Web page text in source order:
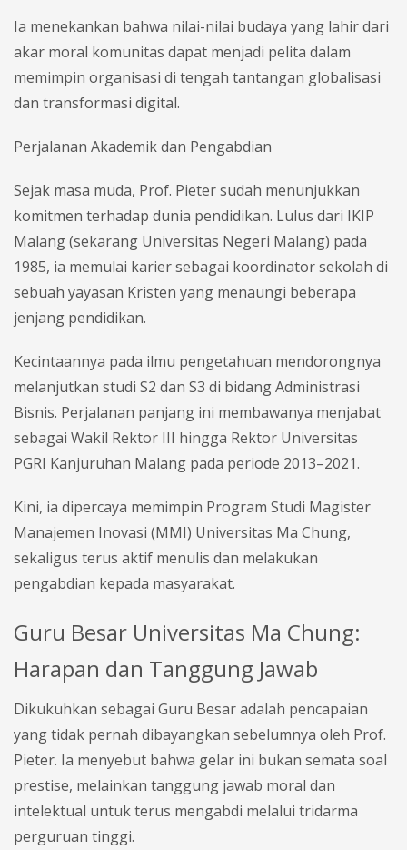
Ia menekankan bahwa nilai-nilai budaya yang lahir dari
akar moral komunitas dapat menjadi pelita dalam
memimpin organisasi di tengah tantangan globalisasi
dan transformasi digital.
Perjalanan Akademik dan Pengabdian
Sejak masa muda, Prof. Pieter sudah menunjukkan
komitmen terhadap dunia pendidikan. Lulus dari IKIP
Malang (sekarang Universitas Negeri Malang) pada
1985, ia memulai karier sebagai koordinator sekolah di
sebuah yayasan Kristen yang menaungi beberapa
jenjang pendidikan.
Kecintaannya pada ilmu pengetahuan mendorongnya
melanjutkan studi S2 dan S3 di bidang Administrasi
Bisnis. Perjalanan panjang ini membawanya menjabat
sebagai Wakil Rektor III hingga Rektor Universitas
PGRI Kanjuruhan Malang pada periode 2013–2021.
Kini, ia dipercaya memimpin Program Studi Magister
Manajemen Inovasi (MMI) Universitas Ma Chung,
sekaligus terus aktif menulis dan melakukan
pengabdian kepada masyarakat.
Guru Besar Universitas Ma Chung:
Harapan dan Tanggung Jawab
Dikukuhkan sebagai Guru Besar adalah pencapaian
yang tidak pernah dibayangkan sebelumnya oleh Prof.
Pieter. Ia menyebut bahwa gelar ini bukan semata soal
prestise, melainkan tanggung jawab moral dan
intelektual untuk terus mengabdi melalui tridarma
perguruan tinggi.